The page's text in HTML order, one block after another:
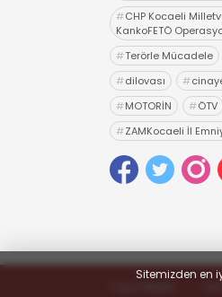
#CHP Kocaeli
KankoFETÖ
#Terörle Mücadele
#dilovası #
#MOTORİN #ÖTV
#ZAMKocaeli İl
#Uyuşturucu #
# hapis
Sitemizden en